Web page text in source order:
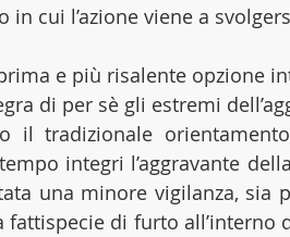
cui l’azione viene a
e più risalente opzione
di per sè gli estremi
il tradizionale
integri l’aggravante
una minore vigilanza, sia
di furto all’interno